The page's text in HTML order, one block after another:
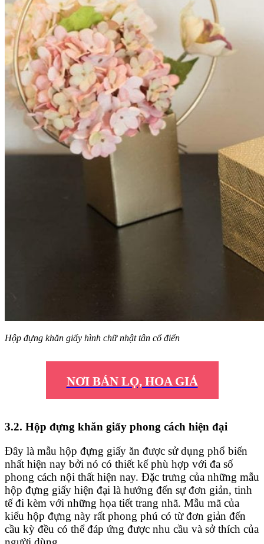
Hộp đựng khăn giấy hình chữ nhật tân cổ điển
NƠI BÁN LỌ, HOA GIẢ
3.2. Hộp đựng khăn giấy phong cách hiện đại
Đây là mẫu hộp đựng giấy ăn được sử dụng phổ biến
nhất hiện nay bởi nó có thiết kế phù hợp với đa số
phong cách nội thất hiện nay. Đặc trưng của những mẫu
hộp đựng giấy hiện đại là hướng đến sự đơn giản, tinh
tế đi kèm với những họa tiết trang nhã. Mẫu mã của
kiểu hộp đựng này rất phong phú có từ đơn giản đến
cầu kỳ đều có thể đáp ứng được nhu cầu và sở thích của